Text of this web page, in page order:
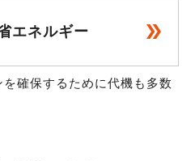
エネルギー
確保するために代機も多数